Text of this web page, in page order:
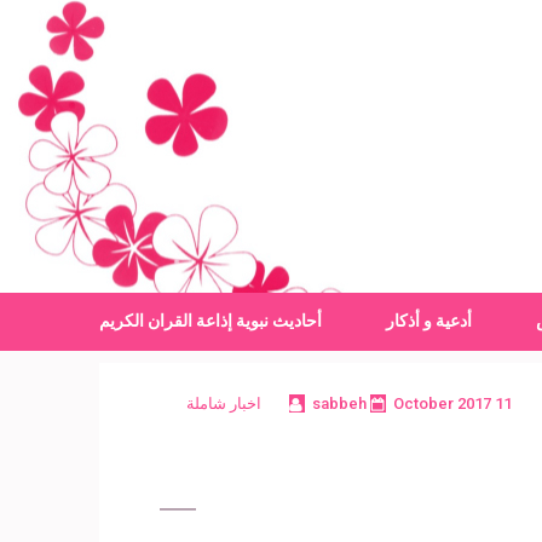
أدعية و أذكار أحاديث نبوية إذاعة القران الكريم
11 October 2017
sabbeh اخبار شاملة